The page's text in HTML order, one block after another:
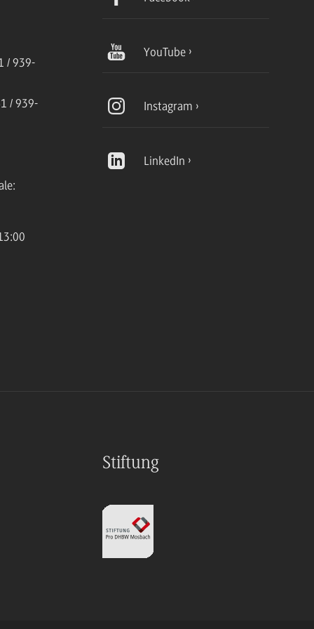
/ 939-
/ 939-
YouTube
Instagram
LinkedIn
Stiftung